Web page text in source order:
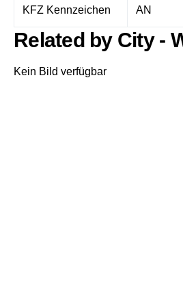
KFZ Kennzeichen AN
Related by City -
Kein Bild verfügbar